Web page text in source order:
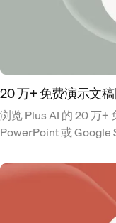
20 万+ 免费演示文
浏览 Plus AI 的 20 万
PowerPoint 或 Google